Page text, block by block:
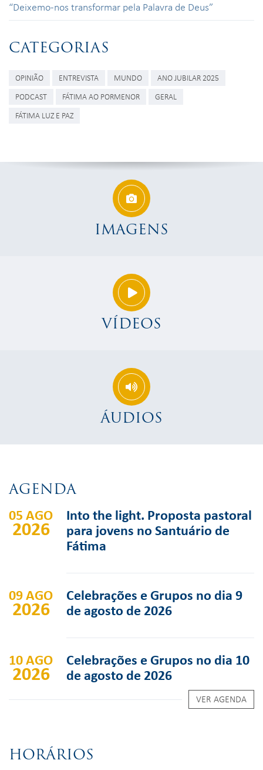
“Deixemo-nos transformar pela Palavra de Deus”
CATEGORIAS
OPINIÃO ENTREVISTA MUNDO
ANO JUBILAR 2025
PODCAST
FÁTIMA AO PORMENOR
GERAL
FÁTIMA LUZ E PAZ
IMAGENS
VÍDEOS
ÁUDIOS
AGENDA
05 AGO
2026
Into the light. Proposta pastoral
para jovens no Santuário de
Fátima
09 AGO
2026
Celebrações e Grupos no dia 9
de agosto de 2026
10 AGO
2026
Celebrações e Grupos no dia 10
de agosto de 2026
VER AGENDA
HORÁRIOS